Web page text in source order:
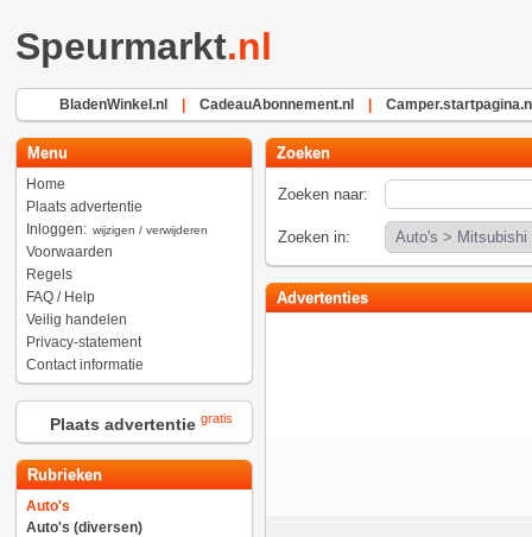
Speurmarkt.nl
BladenWinkel.nl CadeauAbonnement.nl
Menu
Home
Plaats advertentie
Inloggen: wijzigen / verwijderen
Voorwaarden
Regels
FAQ / Help
Veilig handelen
Privacy-statement
Contact informatie
Plaats advertentie gratis
Rubrieken
Auto's
Auto's (diversen)
Zoeken
Zoeken naar:
Zoeken in:
Advertenties